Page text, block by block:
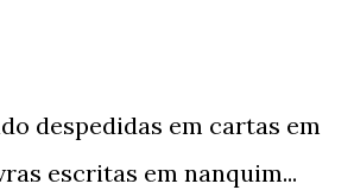
despedidas em cartas em
escritas em nanquim...